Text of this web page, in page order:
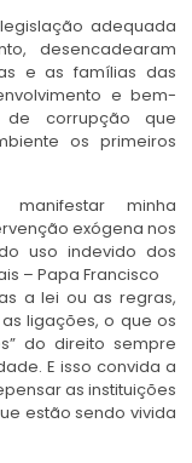
adequada
desencadearam
e as famílias das
e bem-
de corrupção que
os primeiros
minha
exógena nos
uso indevido dos
– Papa Francisco
a lei ou as regras,
ligações, o que os
do direito sempre
E isso convida a
as instituições
estão sendo vivida